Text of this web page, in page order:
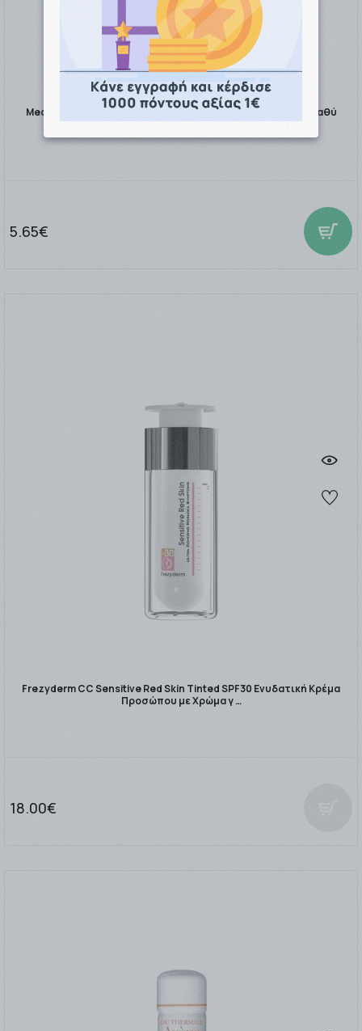
Medisei Panthenol Extra Green Clay Facial Mask Μάσκα για Βαθύ
Καθαρισμό Με Πράσι …
5.65€
Frezyderm CC Sensitive Red Skin Tinted SPF30 Ενυδατική Κρέμα
Προσώπου με Χρώμα γ …
18.00€